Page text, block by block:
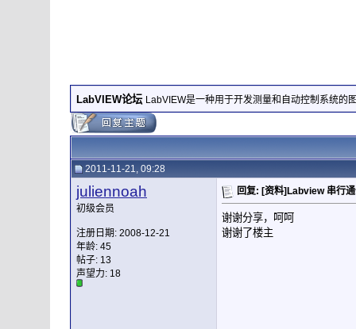
LabVIEW论坛 LabVIEW是一种用于开发测量和自动控制系统的
2011-11-21, 09:28
juliennoah
初级会员
注册日期: 2008-12-21
年龄: 45
帖子: 13
声望力: 18
回复: [资料]Labview 串行
谢谢分享，呵呵
谢谢了楼主